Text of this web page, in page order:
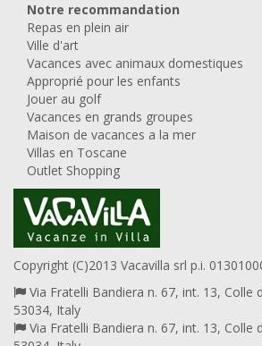
Notre recommandation
Repas en plein air
Ville d'art
Vacances avec animaux domestiques
Approprié pour les enfants
Jouer au golf
Vacances en grands groupes
Maison de vacances a la mer
Villas en Toscane
Outlet Shopping
Copyright (C)2013 Vacavilla srl p.i.
Via Fratelli Bandiera n. 67, int. 13, Colle
53034, Italy
Via Fratelli Bandiera n. 67, int. 13, Colle